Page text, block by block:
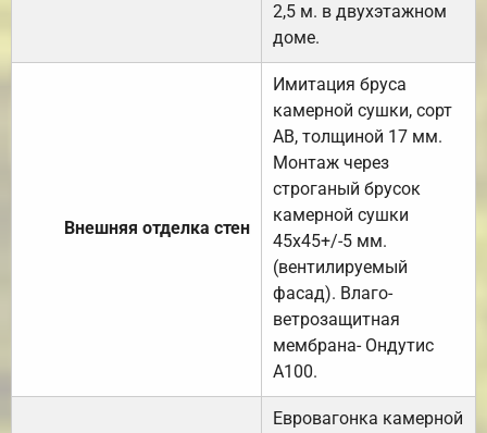
2,5 м. в двухэтажном
доме.
Внешняя отделка стен
Имитация бруса
камерной сушки, сорт
АВ, толщиной 17 мм.
Монтаж через
строганый брусок
камерной сушки
45х45+/-5 мм.
(вентилируемый
фасад). Влаго-
ветрозащитная
мембрана- Ондутис
А100.
Евровагонка камерной